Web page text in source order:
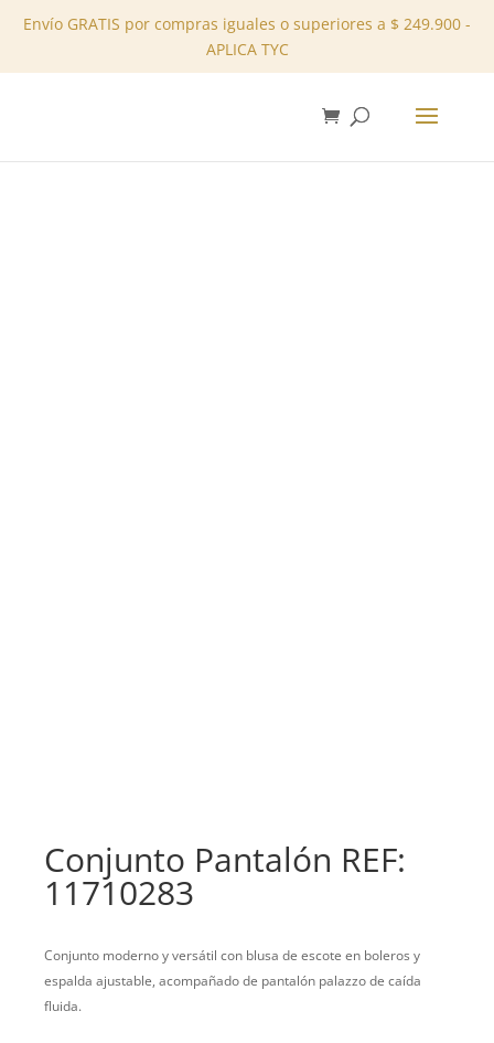
Envío GRATIS por compras iguales o superiores a $ 249.900 -
APLICA TYC
✕
Conjunto Pantalón REF:
11710283
Conjunto moderno y versátil con blusa de escote en boleros y
espalda ajustable, acompañado de pantalón palazzo de caída
fluida.